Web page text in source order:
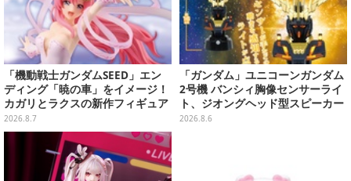
「機動戦士ガンダムSEED」エン
ディング「暁の車」をイメージ！
カガリとラクスの新作フィギュア
がプライズに
2026.8.7
「ガンダム」ユニコーンガンダム
2号機 バンシィ胸像センサーライ
ト、ジオングヘッド型スピーカー
が順次プライズ展開！
2026.8.6